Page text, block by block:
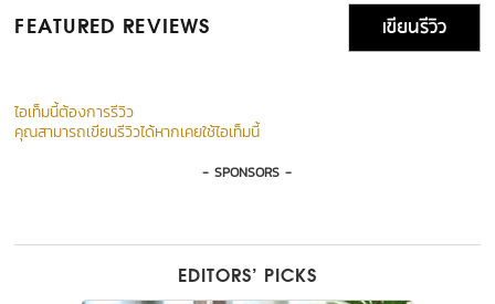
FEATURED REVIEWS เขียนรีวิว
ไอเท็มนี้ต้องการรีวิว
คุณสามารถเขียนรีวิวได้หากเคยใช้ไอเท็มนี้
- SPONSORS -
EDITORS’ PICKS